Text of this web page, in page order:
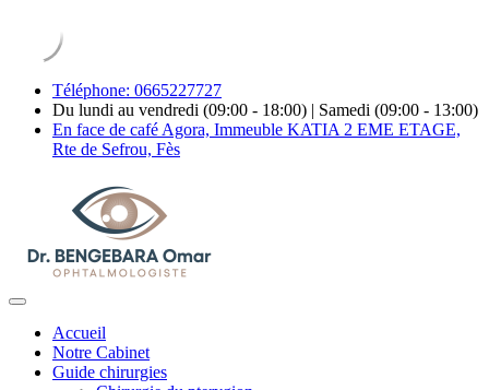
Téléphone: 0665227727
Du lundi au vendredi (09:00 - 18:00) | Samedi (09:00 - 13:00)
En face de café Agora, Immeuble KATIA 2 EME ETAGE,
Rte de Sefrou, Fès
Accueil
Notre Cabinet
Guide chirurgies